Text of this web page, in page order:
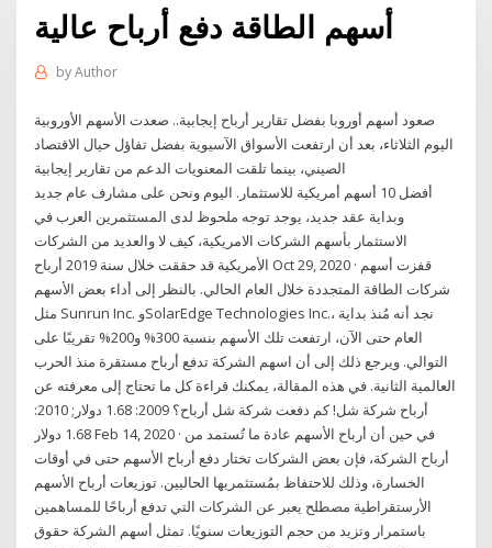
أسهم الطاقة دفع أرباح عالية
byAuthor
صعود أسهم أوروبا بفضل تقارير أرباح إيجابية.. صعدت الأسهم الأوروبية
اليوم الثلاثاء، بعد أن ارتفعت الأسواق الآسيوية بفضل تفاؤل حيال الاقتصاد
الصيني، بينما تلقت المعنويات الدعم من تقارير إيجابية
أفضل 10 أسهم أمريكية للاستثمار. اليوم ونحن على مشارف عام جديد
وبداية عقد جديد، يوجد توجه ملحوظ لدى المستثمرين العرب في
الاستثمار بأسهم الشركات الامريكية، كيف لا والعديد من الشركات
الأمريكية قد حققت خلال سنة 2019 أرباح Oct 29, 2020 · قفزت أسهم
شركات الطاقة المتجددة خلال العام الحالي. بالنظر إلى أداء بعض الأسهم
مثل Sunrun Inc. وSolarEdge Technologies Inc.، نجد أنه مُنذ بداية
العام حتى الآن، ارتفعت تلك الأسهم بنسبة 300% و200% تقريبًا على
التوالي. ويرجع ذلك إلى أن اسهم الشركة تدفع أرباح مستقرة منذ الحرب
العالمية الثانية. في هذه المقالة، يمكنك قراءة كل ما تحتاج إلى معرفته عن
أرباح شركة شل! كم دفعت شركة شل أرباح؟ 2009: 1.68 دولار; 2010:
1.68 دولار Feb 14, 2020 · في حين أن أرباح الأسهم عادة ما تُستمد من
أرباح الشركة، فإن بعض الشركات تختار دفع أرباح الأسهم حتى في أوقات
الخسارة، وذلك للاحتفاظ بمُستثمريها الحاليين. توزيعات أرباح الأسهم
الأرستقراطية مصطلح يعبر عن الشركات التي تدفع أرباحًا للمساهمين
باستمرار وتزيد من حجم التوزيعات سنويًا. تمثل أسهم الشركة حقوق